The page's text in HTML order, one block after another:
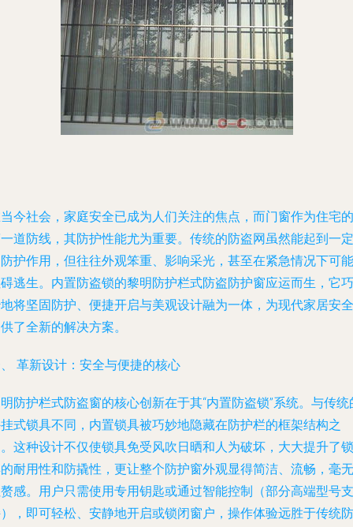
今社会，家庭安全已成为人们关注的焦点，而门窗作为住宅的
道防线，其防护性能尤为重要。传统的防盗网虽然能起到一定
护作用，但往往外观笨重、影响采光，甚至在紧急情况下可能
逃生。内置防盗锁的黎明防护栏式防盗防护窗应运而生，它巧
将坚固防护、便捷开启与美观设计融为一体，为现代家居安全
了全新的解决方案。
革新设计：安全与便捷的核心
防护栏式防盗窗的核心创新在于其“内置防盗锁”系统。与传统
式锁具不同，内置锁具被巧妙地隐藏在防护栏的框架结构之
这种设计不仅使锁具免受风吹日晒和人为破坏，大大提升了锁
耐用性和防撬性，更让整个防护窗外观显得简洁、流畅，毫无
感。用户只需使用专用钥匙或通过智能控制（部分高端型号支
，即可轻松、安静地开启或锁闭窗户，操作体验远胜于传统防